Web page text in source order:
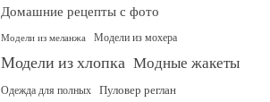
Домашние рецепты с фото
Модели из меланжа Модели из мохера
Модели из хлопка Модные жакеты
Одежда для полных Пуловер реглан